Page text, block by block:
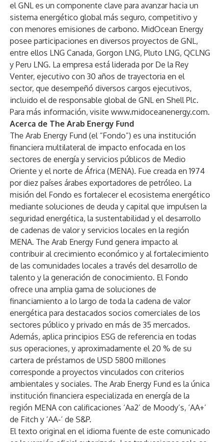
el GNL es un componente clave para avanzar hacia un
sistema energético global más seguro, competitivo y
con menores emisiones de carbono. MidOcean Energy
posee participaciones en diversos proyectos de GNL,
entre ellos LNG Canada, Gorgon LNG, Pluto LNG, QCLNG
y Peru LNG. La empresa está liderada por De la Rey
Venter, ejecutivo con 30 años de trayectoria en el
sector, que desempeñó diversos cargos ejecutivos,
incluido el de responsable global de GNL en Shell Plc.
Para más información, visite www.midoceanenergy.com.
Acerca de The Arab Energy Fund
The Arab Energy Fund (el “Fondo”) es una institución
financiera multilateral de impacto enfocada en los
sectores de energía y servicios públicos de Medio
Oriente y el norte de África (MENA). Fue creada en 1974
por diez países árabes exportadores de petróleo. La
misión del Fondo es fortalecer el ecosistema energético
mediante soluciones de deuda y capital que impulsen la
seguridad energética, la sustentabilidad y el desarrollo
de cadenas de valor y servicios locales en la región
MENA. The Arab Energy Fund genera impacto al
contribuir al crecimiento económico y al fortalecimiento
de las comunidades locales a través del desarrollo de
talento y la generación de conocimiento. El Fondo
ofrece una amplia gama de soluciones de
financiamiento a lo largo de toda la cadena de valor
energética para destacados socios comerciales de los
sectores público y privado en más de 35 mercados.
Además, aplica principios ESG de referencia en todas
sus operaciones, y aproximadamente el 20 % de su
cartera de préstamos de USD 5800 millones
corresponde a proyectos vinculados con criterios
ambientales y sociales. The Arab Energy Fund es la única
institución financiera especializada en energía de la
región MENA con calificaciones ‘Aa2’ de Moody’s, ‘AA+’
de Fitch y ‘AA-’ de S&P.
El texto original en el idioma fuente de este comunicado